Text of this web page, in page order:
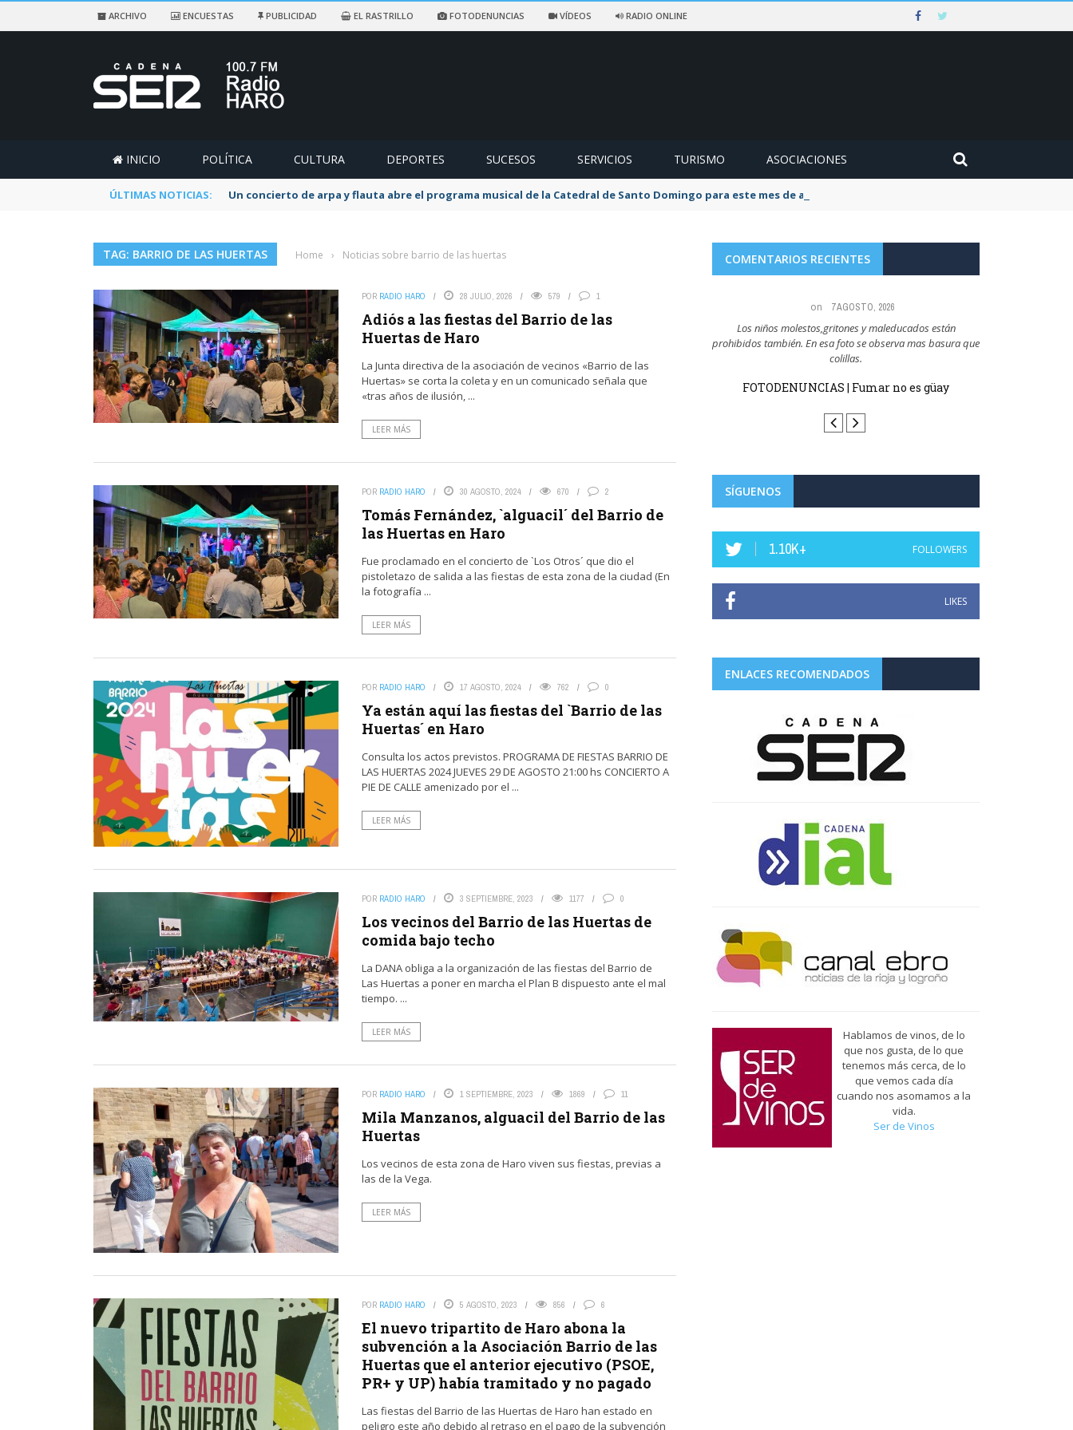
ARCHIVO ENCUESTAS PUBLICIDAD EL RASTRILLO FOTODENUNCIAS VÍDEOS RADIO ONLINE
INICIO POLÍTICA CULTURA DEPORTES SUCESOS SERVICIOS TURISMO ASOCIACIONES
ÚLTIMAS NOTICIAS: Un concierto de arpa y flauta abre el programa musical de la Catedral de Santo Domingo para este mes de agosto
TAG: BARRIO DE LAS HUERTAS Home › Noticias sobre barrio de las huertas
POR RADIO HARO 28 JULIO, 2026 579 1
Adiós a las fiestas del Barrio de las
Huertas de Haro
La Junta directiva de la asociación de vecinos «Barrio de las
Huertas» se corta la coleta y en un comunicado señala que
«tras años de ilusión, ...
LEER MÁS
POR RADIO HARO 30 AGOSTO, 2024 670 2
Tomás Fernández, `alguacil´ del Barrio de
las Huertas en Haro
Fue proclamado en el concierto de `Los Otros´ que dio el
pistoletazo de salida a las fiestas de esta zona de la ciudad (En
la fotografía ...
LEER MÁS
POR RADIO HARO 17 AGOSTO, 2024 762 0
Ya están aquí las fiestas del `Barrio de las
Huertas´ en Haro
Consulta los actos previstos. PROGRAMA DE FIESTAS BARRIO DE
LAS HUERTAS 2024 JUEVES 29 DE AGOSTO 21:00 hs CONCIERTO A
PIE DE CALLE amenizado por el ...
LEER MÁS
POR RADIO HARO 3 SEPTIEMBRE, 2023 1177 0
Los vecinos del Barrio de las Huertas de
comida bajo techo
La DANA obliga a la organización de las fiestas del Barrio de
Las Huertas a poner en marcha el Plan B dispuesto ante el mal
tiempo. ...
LEER MÁS
POR RADIO HARO 1 SEPTIEMBRE, 2023 1869 11
Mila Manzanos, alguacil del Barrio de las
Huertas
Los vecinos de esta zona de Haro viven sus fiestas, previas a
las de la Vega.
LEER MÁS
POR RADIO HARO 5 AGOSTO, 2023 856 6
El nuevo tripartito de Haro abona la
subvención a la Asociación Barrio de las
Huertas que el anterior ejecutivo (PSOE,
PR+ y UP) había tramitado y no pagado
Las fiestas del Barrio de las Huertas de Haro han estado en
peligro este año debido al retraso en el pago de la subvención
COMENTARIOS RECIENTES
El miedo que nos meten con el eclipse, en 1999 hubo otro
Salud recuerda que mirar directamente al
eclipse solar sin protección homologada puede
on 7 AGOSTO, 2026
Los niños molestos,gritones y maleducados están
prohibidos también. En esa foto se observa mas basura que
colillas.
FOTODENUNCIAS | Fumar no es güay
SÍGUENOS
1.10K+ FOLLOWERS
LIKES
ENLACES RECOMENDADOS
Hablamos de vinos, de lo
que nos gusta, de lo que
tenemos más cerca, de lo
que vemos cada día
cuando nos asomamos a la
vida.
Ser de Vinos